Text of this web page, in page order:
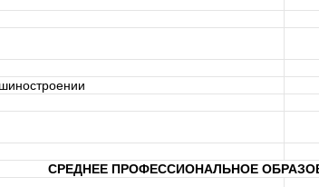
СРЕДНЕЕ ПРОФЕССИОНАЛЬНОЕ